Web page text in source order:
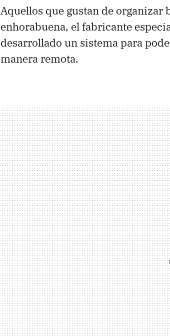
Aquellos que gustan de organizar
enhorabuena, el fabricante
desarrollado un sistema para
manera remota.